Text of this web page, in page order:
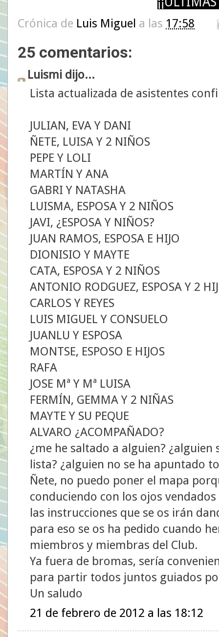
Crónica de Luis Miguel a las 17:58
25 comentarios:
Luismi dijo...
Lista actualizada de asistentes
JULIAN, EVA Y DANI
ÑETE, LUISA Y 2 NIÑOS
PEPE Y LOLI
MARTÍN Y ANA
GABRI Y NATASHA
LUISMA, ESPOSA Y 2 NIÑOS
JAVI, ¿ESPOSA Y NIÑOS?
JUAN RAMOS, ESPOSA E HIJO
DIONISIO Y MAYTE
CATA, ESPOSA Y 2 NIÑOS
ANTONIO RODGUEZ, ESPOSA Y 2
CARLOS Y REYES
LUIS MIGUEL Y CONSUELO
JUANLU Y ESPOSA
MONTSE, ESPOSO E HIJOS
RAFA
JOSE Mª Y Mª LUISA
FERMÍN, GEMMA Y 2 NIÑAS
MAYTE Y SU PEQUE
ALVARO ¿ACOMPAÑADO?
¿me he saltado a alguien?
lista? ¿alguien no se ha apuntado
Ñete, no puedo poner el mapa
conduciendo con los ojos
las instrucciones que se os irán
para eso se os ha pedido cuando
miembros y miembras del Club.
Ya fuera de bromas, sería
para partir todos juntos guiados
Un saludo
21 de febrero de 2012 a las 18:12